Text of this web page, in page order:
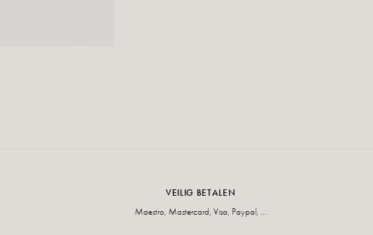
VEILIG BETALEN
Maestro, Mastercard, Visa, Paypal, ...